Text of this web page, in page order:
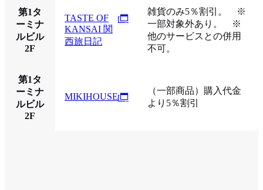
第1タ
ーミナ
ルビル
2F
TASTE OF
KANSAI 関
西旅日記
雑貨のみ5％割引。 ※
一部対象外あり。 ※
他のサービスとの併用
不可。
第1タ
ーミナ
ルビル
2F
MIKIHOUSE
（一部商品）購入代金
より5％割引